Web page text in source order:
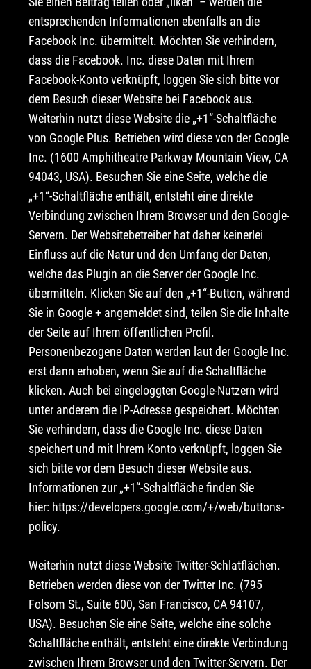
entsprechenden Informationen ebenfalls an die
Facebook Inc. übermittelt. Möchten Sie verhindern,
dass die Facebook. Inc. diese Daten mit Ihrem
Facebook-Konto verknüpft, loggen Sie sich bitte vor
dem Besuch dieser Website bei Facebook aus.
Weiterhin nutzt diese Website die „+1“-Schaltfläche
von Google Plus. Betrieben wird diese von der Google
Inc. (1600 Amphitheatre Parkway Mountain View, CA
94043, USA). Besuchen Sie eine Seite, welche die
„+1“-Schaltfläche enthält, entsteht eine direkte
Verbindung zwischen Ihrem Browser und den Google-
Servern. Der Websitebetreiber hat daher keinerlei
Einfluss auf die Natur und den Umfang der Daten,
welche das Plugin an die Server der Google Inc.
übermitteln. Klicken Sie auf den „+1“-Button, während
Sie in Google + angemeldet sind, teilen Sie die Inhalte
der Seite auf Ihrem öffentlichen Profil.
Personenbezogene Daten werden laut der Google Inc.
erst dann erhoben, wenn Sie auf die Schaltfläche
klicken. Auch bei eingeloggten Google-Nutzern wird
unter anderem die IP-Adresse gespeichert. Möchten
Sie verhindern, dass die Google Inc. diese Daten
speichert und mit Ihrem Konto verknüpft, loggen Sie
sich bitte vor dem Besuch dieser Website aus.
Informationen zur „+1“-Schaltfläche finden Sie
hier: https://developers.google.com/+/web/buttons-
policy.
Weiterhin nutzt diese Website Twitter-Schlatflächen.
Betrieben werden diese von der Twitter Inc. (795
Folsom St., Suite 600, San Francisco, CA 94107,
USA). Besuchen Sie eine Seite, welche eine solche
Schaltfläche enthält, entsteht eine direkte Verbindung
zwischen Ihrem Browser und den Twitter-Servern. Der